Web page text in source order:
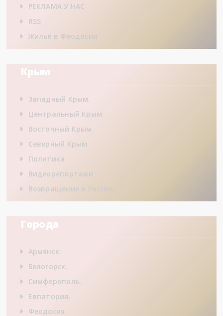
РЕКЛАМА У НАС
RSS
Жильё в Феодосии
Крым
Западный Крым.
Центральный Крым.
Восточный Крым.
Северный Крым.
Политика
Видеорепортажи
Возвращение в Россию.
Города
Армянск.
Белогорск.
Симферополь.
Евпатория.
Феодосия.